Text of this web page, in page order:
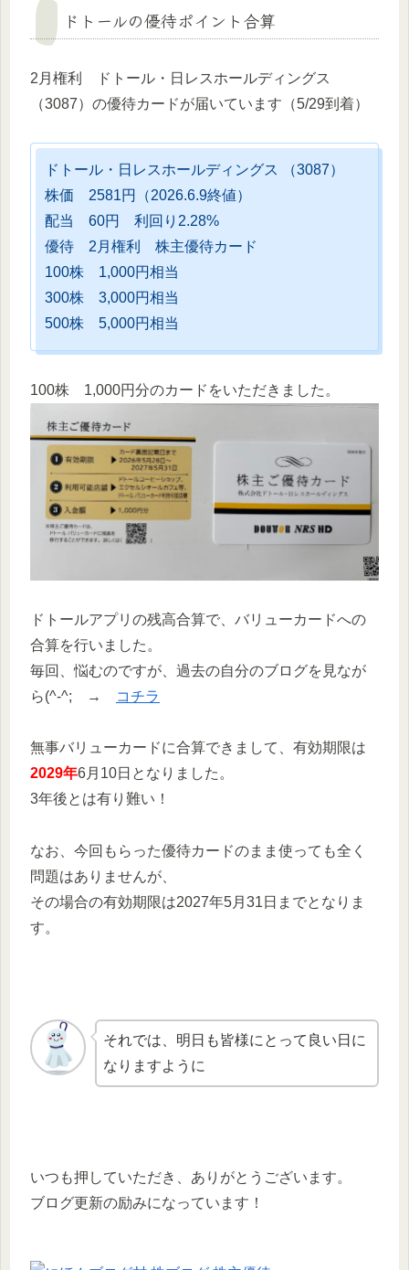
ドトールの優待ポイント合算
2月権利 ドトール・日レスホールディングス
（3087）の優待カードが届いています（5/29到着）
ドトール・日レスホールディングス （3087）
株価 2581円（2026.6.9終値）
配当 60円 利回り2.28%
優待 2月権利 株主優待カード
100株 1,000円相当
300株 3,000円相当
500株 5,000円相当
100株 1,000円分のカードをいただきました。
ドトールアプリの残高合算で、バリューカードへの
合算を行いました。
毎回、悩むのですが、過去の自分のブログを見なが
ら(^-^; →
コチラ
無事バリューカードに合算できまして、有効期限は
2029年6月10日となりました。
3年後とは有り難い！
なお、今回もらった優待カードのまま使っても全く
問題はありませんが、
その場合の有効期限は2027年5月31日までとなりま
す。
それでは、明日も皆様にとって良い日に
なりますように
いつも押していただき、ありがとうございます。
ブログ更新の励みになっています！